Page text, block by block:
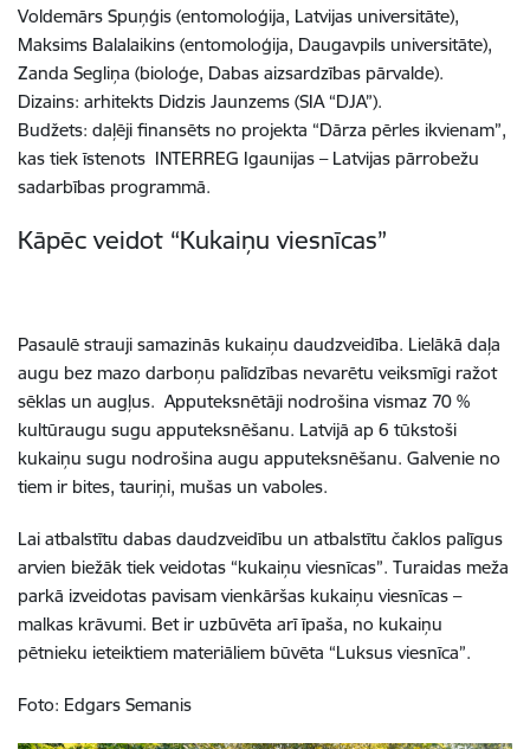
Voldemārs Spuņģis (entomoloģija, Latvijas universitāte),
Maksims Balalaikins (entomoloģija, Daugavpils universitāte),
Zanda Segliņa (bioloģe, Dabas aizsardzības pārvalde).
Dizains: arhitekts Didzis Jaunzems (SIA “DJA”).
Budžets: daļēji finansēts no projekta “Dārza pērles ikvienam”,
kas tiek īstenots INTERREG Igaunijas – Latvijas pārrobežu
sadarbības programmā.
Kāpēc veidot “Kukaiņu viesnīcas”
Pasaulē strauji samazinās kukaiņu daudzveidība. Lielākā daļa
augu bez mazo darboņu palīdzības nevarētu veiksmīgi ražot
sēklas un augļus. Apputeksnētāji nodrošina vismaz 70 %
kultūraugu sugu apputeksnēšanu. Latvijā ap 6 tūkstoši
kukaiņu sugu nodrošina augu apputeksnēšanu. Galvenie no
tiem ir bites, tauriņi, mušas un vaboles.
Lai atbalstītu dabas daudzveidību un atbalstītu čaklos palīgus
arvien biežāk tiek veidotas “kukaiņu viesnīcas”. Turaidas meža
parkā izveidotas pavisam vienkāršas kukaiņu viesnīcas –
malkas krāvumi. Bet ir uzbūvēta arī īpaša, no kukaiņu
pētnieku ieteiktiem materiāliem būvēta “Luksus viesnīca”.
Foto: Edgars Semanis